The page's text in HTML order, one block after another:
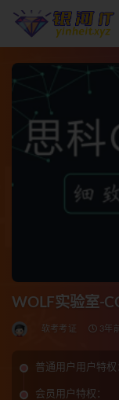
WOLF实验室-
软考考证 3年
普通用户用户特权
会员用户特权：